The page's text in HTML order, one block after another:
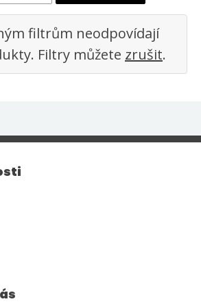
filtrům neodpovídají
Filtry můžete zrušit.